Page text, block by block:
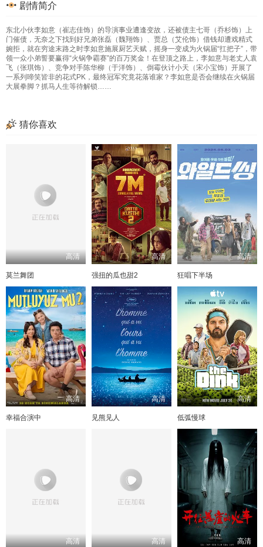
剧情简介
东北小伙李如意（崔志佳饰）的导演事业遭逢变故，还被债主七哥（乔杉饰）上
门催债，无奈之下找到好兄弟张磊（魏翔饰）、贾总（艾伦饰）借钱却遭戏精式
婉拒，就在穷途末路之时李如意施展厨艺天赋，摇身一变成为火锅届“扛把子”，带
领一众小弟誓要赢得“火锅争霸赛”的百万奖金！在登顶之路上，李如意与老丈人袁
飞（张琪饰）、竞争对手陈华柳（于洋饰）、倒霉伙计小天（宋小宝饰）开展了
一系列啼笑皆非的花式PK，最终冠军究竟花落谁家？李如意是否会继续在火锅届
大展拳脚？抓马人生等待解锁……
猜你喜欢
高清
莫兰舞团
高清
强扭的瓜也甜2
高清
狂唱下半场
高清
幸福合演中
高清
见熊见人
高清
低弧慢球
高清 高清 高清